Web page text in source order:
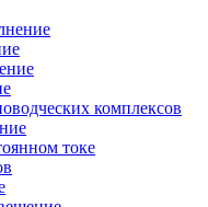
комплексов
токе